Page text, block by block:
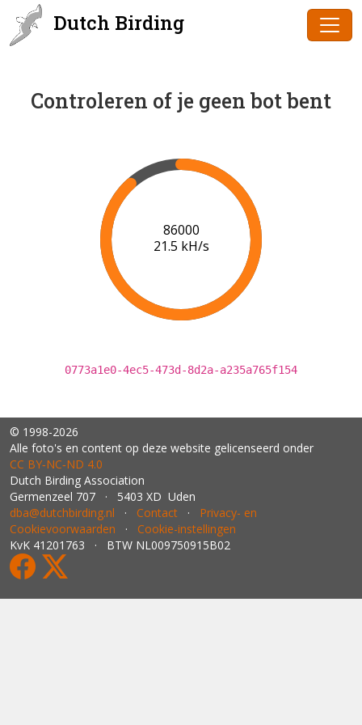
Dutch Birding
Controleren of je geen bot bent
88000
21.6 kH/s
0773a1e0-4ec5-473d-8d2a-a235a765f154
© 1998-2026
Alle foto's en content op deze website gelicenseerd onder
CC BY‑NC‑ND 4.0
Dutch Birding Association
Germenzeel 707 · 5403 XD Uden
dba@dutchbirding.nl · Contact · Privacy- en
Cookievoorwaarden · Cookie-instellingen
KvK 41201763 · BTW NL009750915B02